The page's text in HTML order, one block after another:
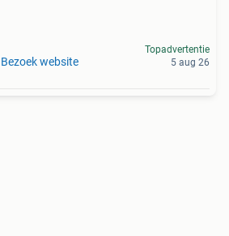
Bezoek website
Topadvertentie
5 aug 26